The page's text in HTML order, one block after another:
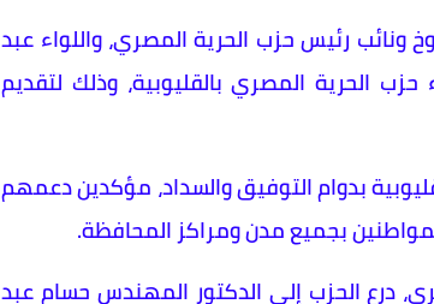
رئيس حزب الحرية المصري، واللواء عبد
الحرية المصري بالقليوبية، وذلك لتقديم
بدوام التوفيق والسداد، مؤكدين دعمهم
بجميع مدن ومراكز المحافظة.
درع الحزب إلى الدكتور المهندس حسام عبد